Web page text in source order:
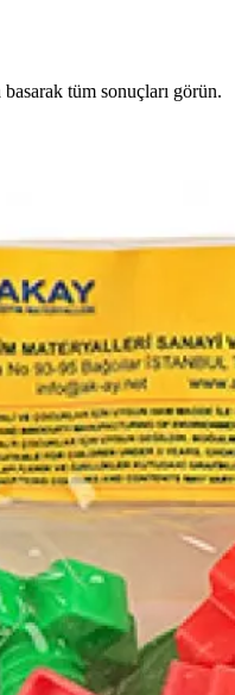
tüm sonuçları görün.